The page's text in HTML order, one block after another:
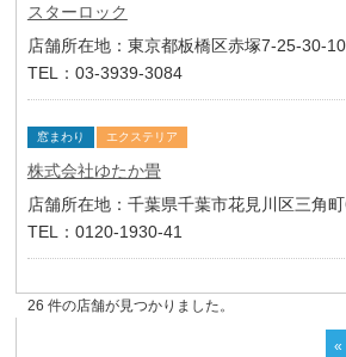
スターロック
店舗所在地：東京都板橋区赤塚7-25-30-
TEL：03-3939-3084
窓まわり エクステリア
株式会社ゆたか畳
店舗所在地：千葉県千葉市花見川区三角
TEL：0120-1930-41
26 件の店舗が見つかりました。
«